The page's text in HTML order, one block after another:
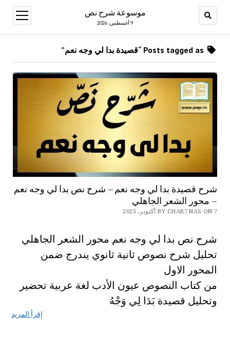
موسوعة شرح نص
9 أغسطس، 2026
open
menu
شرح قصيدة بدا لي وجه نعم – شرح نص بدا لي وجه نعم
– محور الشعر الجاهلي
BY CHAR7 NAS ON 7 أكتوبر، 2025
شرح نص بدا لي وجه نعم محور الشعر الجاهلي
تحليل شرح نصوص ثانية ثانوي يندرج ضمن
المحور الاول
من كتاب النصوص عيون الأدب لغة عربية تحضير
وتحليل قصيدة بَدَا لِي وَجْهُ
إقرأ المزيد